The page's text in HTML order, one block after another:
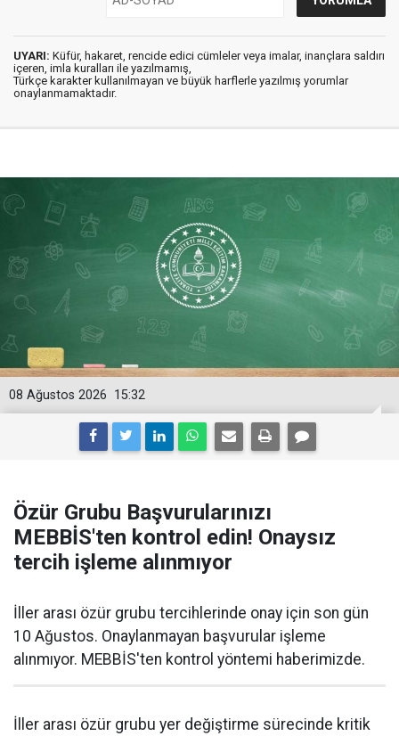
UYARI: Küfür, hakaret, rencide edici cümleler veya imalar, inançlara saldırı
içeren, imla kuralları ile yazılmamış,
Türkçe karakter kullanılmayan ve büyük harflerle yazılmış yorumlar
onaylanmamaktadır.
15:32
08 Ağustos 2026
Özür Grubu Başvurularınızı
MEBBİS'ten kontrol edin! Onaysız
tercih işleme alınmıyor
İller arası özür grubu tercihlerinde onay için son gün
10 Ağustos. Onaylanmayan başvurular işleme
alınmıyor. MEBBİS'ten kontrol yöntemi haberimizde.
İller arası özür grubu yer değiştirme sürecinde kritik